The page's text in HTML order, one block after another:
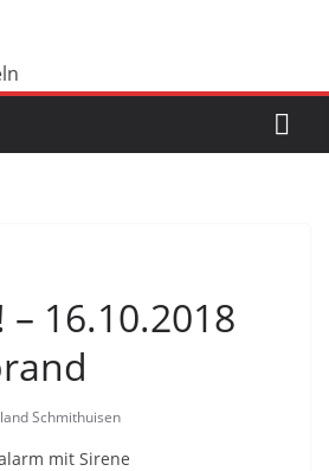
– 16.10.2018
Schmithuisen
mit Sirene